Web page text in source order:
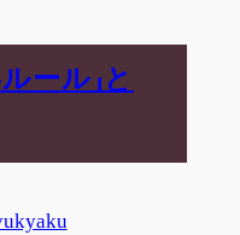
ール」と